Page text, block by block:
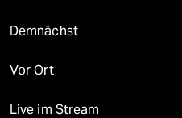
Demnächst
Vor Ort
Live im Stream